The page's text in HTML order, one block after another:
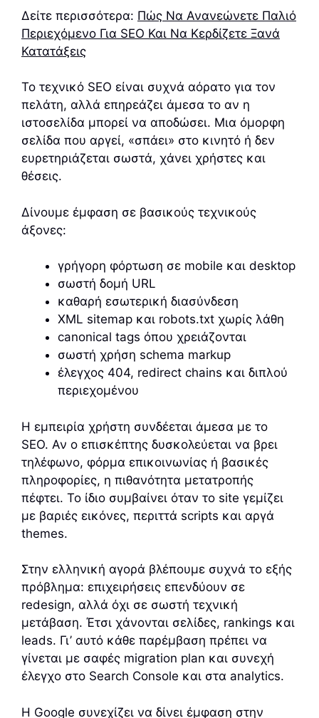
Δείτε περισσότερα: Πώς Να Ανανεώνετε Παλιό
Περιεχόμενο Για SEO Και Να Κερδίζετε Ξανά
Κατατάξεις
Το τεχνικό SEO είναι συχνά αόρατο για τον
πελάτη, αλλά επηρεάζει άμεσα το αν η
ιστοσελίδα μπορεί να αποδώσει. Μια όμορφη
σελίδα που αργεί, «σπάει» στο κινητό ή δεν
ευρετηριάζεται σωστά, χάνει χρήστες και
θέσεις.
Δίνουμε έμφαση σε βασικούς τεχνικούς
άξονες:
γρήγορη φόρτωση σε mobile και desktop
σωστή δομή URL
καθαρή εσωτερική διασύνδεση
XML sitemap και robots.txt χωρίς λάθη
canonical tags όπου χρειάζονται
σωστή χρήση schema markup
έλεγχος 404, redirect chains και διπλού
περιεχομένου
Η εμπειρία χρήστη συνδέεται άμεσα με το
SEO. Αν ο επισκέπτης δυσκολεύεται να βρει
τηλέφωνο, φόρμα επικοινωνίας ή βασικές
πληροφορίες, η πιθανότητα μετατροπής
πέφτει. Το ίδιο συμβαίνει όταν το site γεμίζει
με βαριές εικόνες, περιττά scripts και αργά
themes.
Στην ελληνική αγορά βλέπουμε συχνά το εξής
πρόβλημα: επιχειρήσεις επενδύουν σε
redesign, αλλά όχι σε σωστή τεχνική
μετάβαση. Έτσι χάνονται σελίδες, rankings και
leads. Γι’ αυτό κάθε παρέμβαση πρέπει να
γίνεται με σαφές migration plan και συνεχή
έλεγχο στο Search Console και στα analytics.
Η Google συνεχίζει να δίνει έμφαση στην